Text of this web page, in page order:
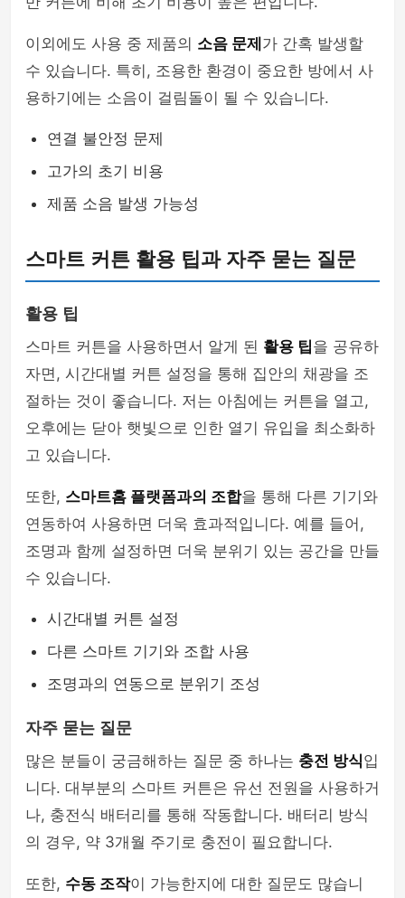
이외에도 사용 중 제품의 소음 문제 가 간혹 발생할
수 있습니다. 특히, 조용한 환경이 중요한 방에서 사
용하기에는 소음이 걸림돌이 될 수 있습니다.
연결 불안정 문제
고가의 초기 비용
제품 소음 발생 가능성
스마트 커튼 활용 팁과 자주 묻는 질문
활용 팁
스마트 커튼을 사용하면서 알게 된 활용 팁을 공유하
자면, 시간대별 커튼 설정을 통해 집안의 채광을 조
절하는 것이 좋습니다. 저는 아침에는 커튼을 열고,
오후에는 닫아 햇빛으로 인한 열기 유입을 최소화하
고 있습니다.
또한, 스마트홈 플랫폼과의 조합을 통해 다른 기기와
연동하여 사용하면 더욱 효과적입니다. 예를 들어,
조명과 함께 설정하면 더욱 분위기 있는 공간을 만들
수 있습니다.
시간대별 커튼 설정
다른 스마트 기기와 조합 사용
조명과의 연동으로 분위기 조성
자주 묻는 질문
많은 분들이 궁금해하는 질문 중 하나는 충전 방식입
니다. 대부분의 스마트 커튼은 유선 전원을 사용하거
나, 충전식 배터리를 통해 작동합니다. 배터리 방식
의 경우, 약 3개월 주기로 충전이 필요합니다.
또한, 수동 조작이 가능한지에 대한 질문도 많습니